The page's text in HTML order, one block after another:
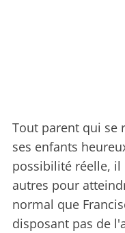
Tout parent qui se
ses enfants
possibilité réelle, il
autres pour
normal que
disposant pas de